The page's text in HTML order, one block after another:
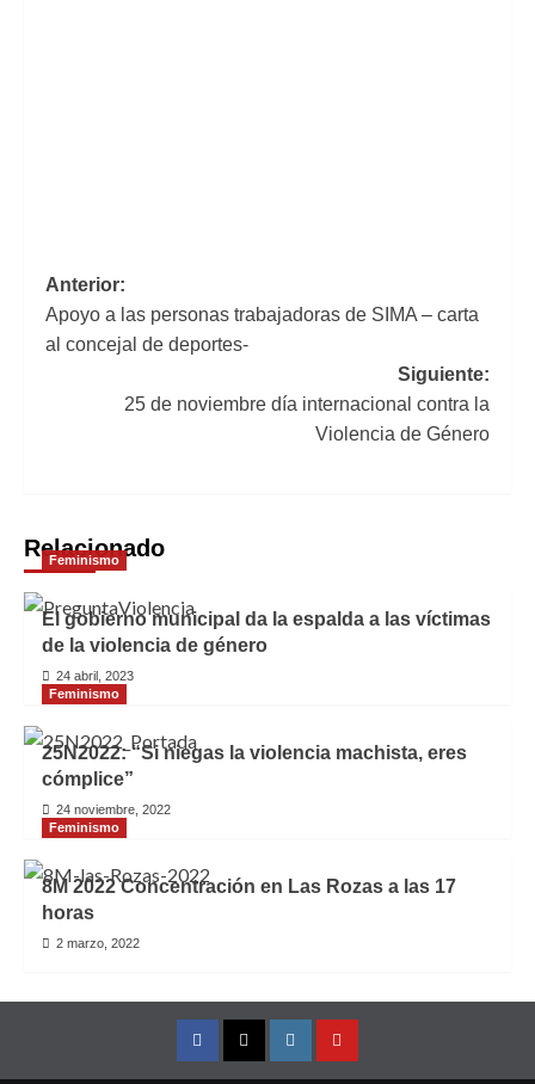
Navegación
de
entradas
Anterior:
Apoyo a las personas trabajadoras de SIMA – carta
al concejal de deportes-
Siguiente:
25 de noviembre día internacional contra la
Violencia de Género
Relacionado
Feminismo
El gobierno municipal da la espalda a las víctimas
de la violencia de género
24 abril, 2023
Feminismo
25N2022: “Si niegas la violencia machista, eres
cómplice”
24 noviembre, 2022
Feminismo
8M 2022 Concentración en Las Rozas a las 17
horas
2 marzo, 2022
FacebookTwitterInstagramYouTube